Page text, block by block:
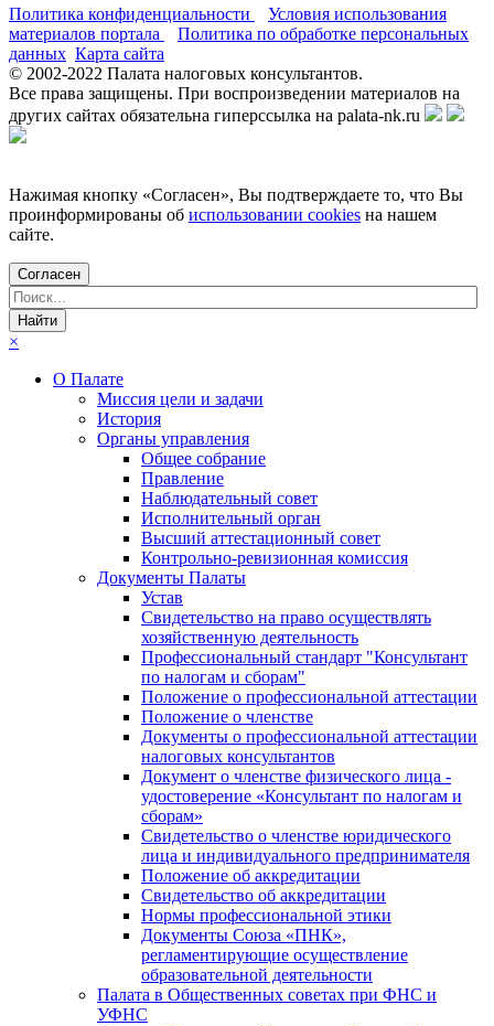
Политика конфиденциальности
Условия использования
материалов портала
Политика по обработке персональных
данных Карта сайта
© 2002-2022 Палата налоговых консультантов.
Все права защищены. При воспроизведении материалов на
других сайтах обязательна гиперссылка на palata-nk.ru
Нажимая кнопку «Согласен», Вы подтверждаете то, что Вы
проинформированы об использовании cookies на нашем
сайте.
Согласен
×
О Палате
Миссия цели и задачи
История
Органы управления
Общее собрание
Правление
Наблюдательный совет
Исполнительный орган
Высший аттестационный совет
Контрольно-ревизионная комиссия
Документы Палаты
Устав
Свидетельство на право осуществлять
хозяйственную деятельность
Профессиональный стандарт "Консультант
по налогам и сборам"
Положение о профессиональной аттестации
Положение о членстве
Документы о профессиональной аттестации
налоговых консультантов
Документ о членстве физического лица -
удостоверение «Консультант по налогам и
сборам»
Свидетельство о членстве юридического
лица и индивидуального предпринимателя
Положение об аккредитации
Свидетельство об аккредитации
Нормы профессиональной этики
Документы Союза «ПНК»,
регламентирующие осуществление
образовательной деятельности
Палата в Общественных советах при ФНС и
УФНС